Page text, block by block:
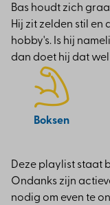
Bas houdt zich
Hij zit zelden stil en
hobby's. Is hij
dan doet hij dat
Boksen
Deze playlist staat
Ondanks zijn
nodig om even te